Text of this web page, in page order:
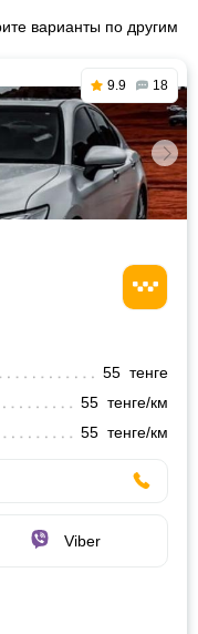
варианты по другим
9.9 18
55 тенге
55 тенге/км
55 тенге/км
Viber